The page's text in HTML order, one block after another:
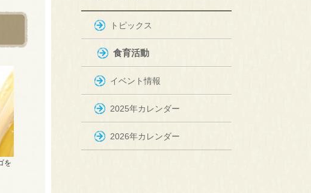
を
トピックス
食育活動
イベント情報
2025年カレンダー
2026年カレンダー